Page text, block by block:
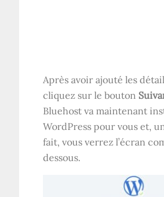
Après avoir ajouté les
cliquez sur le bouton
Bluehost va maintenant
WordPress pour vous et,
fait, vous verrez l’écran
dessous.